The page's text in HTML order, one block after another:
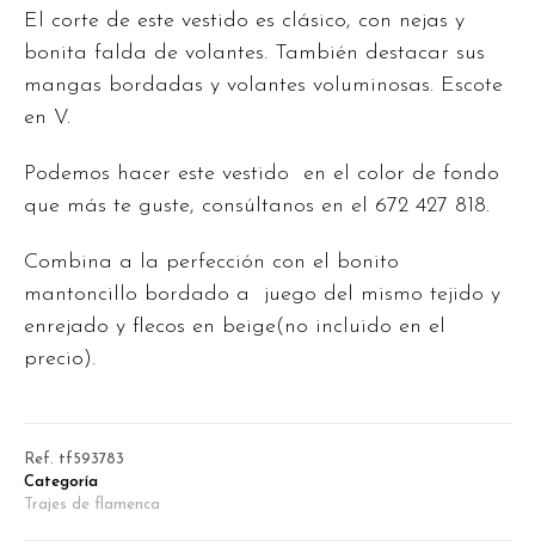
El corte de este vestido es clásico, con nejas y
bonita falda de volantes. También destacar sus
mangas bordadas y volantes voluminosas. Escote
en V.
Podemos hacer este vestido en el color de fondo
que más te guste, consúltanos en el 672 427 818.
Combina a la perfección con el bonito
mantoncillo bordado a juego del mismo tejido y
enrejado y flecos en beige(no incluido en el
precio).
Ref. tf593783
Categoría
Trajes de flamenca